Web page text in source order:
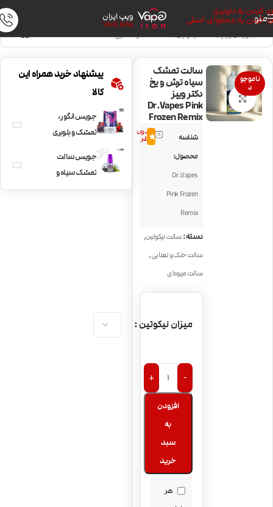
رد کردن به ناوبری
رد کردن به محتوای اصلی
منو ویپ ایران
VAPE IRAN
خانه/جویس ویپ/سالت نیکوتین/سالت خنک و نعنایی
ناموجو
د
بزرگنمایی تصویر
سالت تمشک
سیاه ترش و یخ
دکتر ویپز
Dr.Vapes Pink
Frozen Remix
شناسه
محصول:
Dr.Vapes
Pink Frozen
Remix
بدون
نظر0.0
دسته:سالت نیکوتین,
سالت خنک و نعنایی,
سالت میوه‌ای
میزان نیکوتین
-
+
افزودن
به
سبد
خرید
هر
پیشنهاد خرید همراه این
کالا
جویس انگور،
تمشک و بلوبری
Grape & Mixed
جویس سالت
تمشک سیاه و
پرتقال با یخ